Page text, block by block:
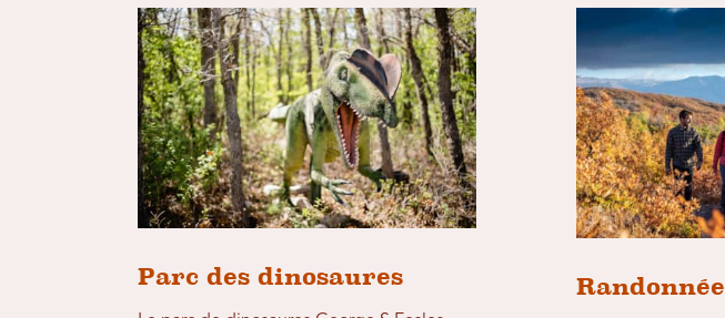
Parc des dinosaures Randonnée